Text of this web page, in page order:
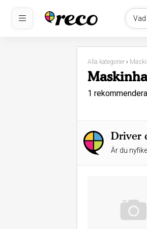
Alla kategorier ›
1
Driver
Är du